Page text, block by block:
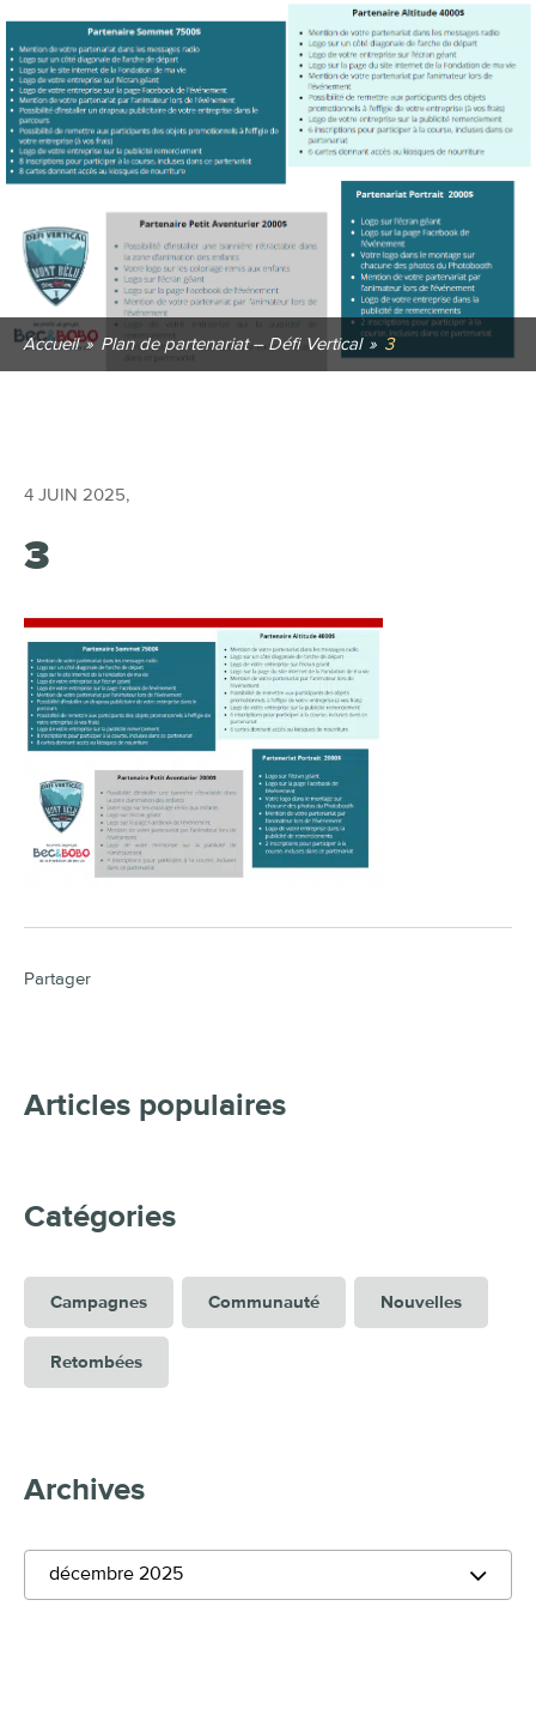
Accueil » Plan de partenariat – Défi Vertical » 3
4 JUIN 2025,
3
Partager
Articles populaires
Catégories
Campagnes Communauté Nouvelles
Retombées
Archives
décembre 2025